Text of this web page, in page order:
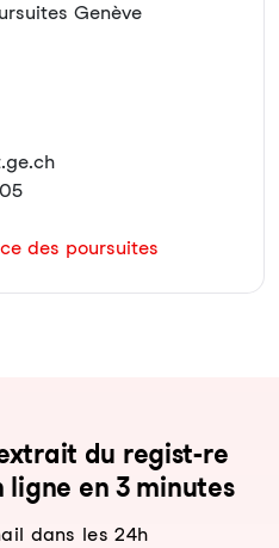
Genève
des poursuites
du re­gist-re
li­gne en 3 mi­nu­tes
dans les 24h